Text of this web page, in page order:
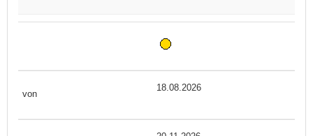
18.08.2026